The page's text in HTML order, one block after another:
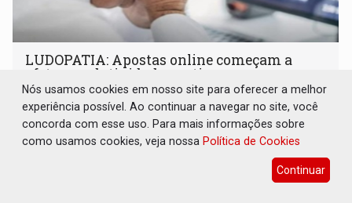
LUDOPATIA: Apostas online começam a
afetar produtividade e rotina nas empresas
Brasil e Mundo 08 de Agosto de 2026 às 21:00
Entre os sinais de alerta estão faltas recorrentes, queda
de produtividade, dificuldade de concentração,
Nós usamos cookies em nosso site para oferecer a melhor
experiência possível. Ao continuar a navegar no site, você
concorda com esse uso. Para mais informações sobre
como usamos cookies, veja nossa Política de Cookies
Continuar